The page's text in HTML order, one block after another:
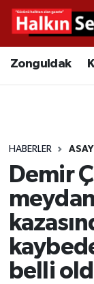
Zonguldak
HABERLER
Demir
belli
Video
Çaycuma
Alaplı
Asayiş
Bartın
Merkez
Süper Lig
Tüm
Son
Haber